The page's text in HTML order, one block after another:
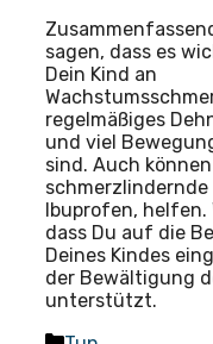
sagen, dass es
Dein Kind an
regelmäßiges
und viel
sind. Auch können
Ibuprofen, helfen.
dass Du auf die
Deines Kindes
der Bewältigung
unterstützt.